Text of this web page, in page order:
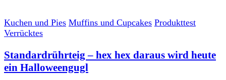
Kuchen und Pies Muffins und Cupcakes Produkttest
Verrücktes
Standardrührteig – hex hex daraus wird heute
ein Halloweengugl